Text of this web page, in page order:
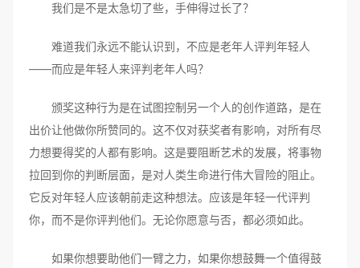
我们是不是太急切了些，手伸得过长了？
难道我们永远不能认识到，不应是老年人评判年轻人
——而应是年轻人来评判老年人吗？
颁奖这种行为是在试图控制另一个人的创作道路，是在
出价让他做你所赞同的。这不仅对获奖者有影响，对所有尽
力想要得奖的人都有影响。这是要阻断艺术的发展，将事物
拉回到你的判断层面，是对人类生命进行伟大冒险的阻止。
它反对年轻人应该朝前走这种想法。应该是年轻一代评判
你，而不是你评判他们。无论你愿意与否，都必须如此。
如果你想要助他们一臂之力，如果你想鼓舞一个值得鼓